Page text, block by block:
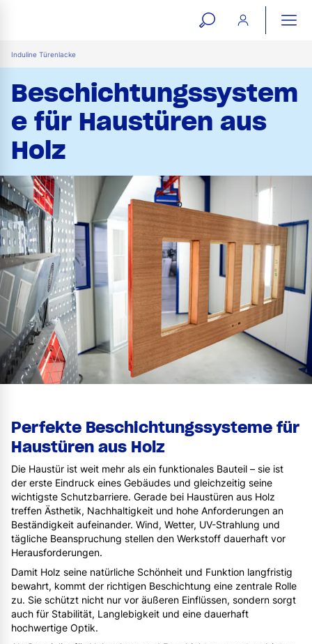
open
Induline Türenlacke
Beschichtungssystem
e für Haustüren aus
Holz
Perfekte Beschichtungssysteme für
Haustüren aus Holz
Die Haustür ist weit mehr als ein funktionales Bauteil – sie ist
der erste Eindruck eines Gebäudes und gleichzeitig seine
wichtigste Schutzbarriere. Gerade bei Haustüren aus Holz
treffen Ästhetik, Nachhaltigkeit und hohe Anforderungen an
Beständigkeit aufeinander. Wind, Wetter, UV-Strahlung und
tägliche Beanspruchung stellen den Werkstoff dauerhaft vor
Herausforderungen.
Damit Holz seine natürliche Schönheit und Funktion langfristig
bewahrt, kommt der richtigen Beschichtung eine zentrale Rolle
zu. Sie schützt nicht nur vor äußeren Einflüssen, sondern sorgt
auch für Stabilität, Langlebigkeit und eine dauerhaft
hochwertige Optik.